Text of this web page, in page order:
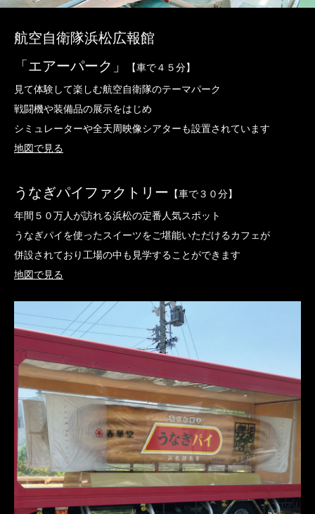
航空自衛隊浜松広報館
「エアーパーク」
【車で４５分】
見て体験して楽しむ航空自衛隊のテーマパーク
戦闘機や装備品の展示をはじめ
シミュレーターや全天周映像シアターも設置されています
地図で見る
うなぎパイファクトリー 【車で３０分】
年間５０万人が訪れる浜松の定番人気スポット
うなぎパイを使ったスイーツをご堪能いただけるカフェが
併設されており工場の中も見学することができます
地図で見る